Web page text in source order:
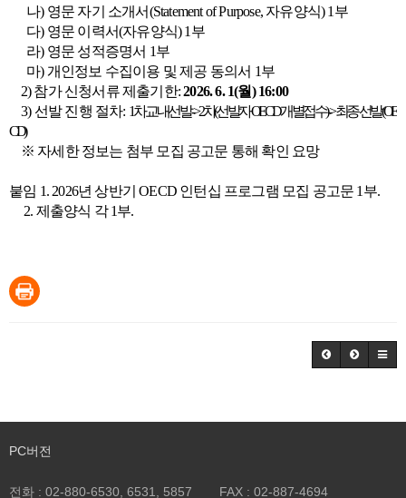
나) 영문 자기 소개서(Statement of Purpose, 자유양식) 1부
다) 영문 이력서(자유양식) 1부
라) 영문 성적증명서 1부
마) 개인정보 수집이용 및 제공 동의서 1부
2) 참가 신청서류 제출기한:2026. 6. 1(월) 16:00
3) 선발 진행 절차: 1차 교내선발 -> 2차(선발자 OECD 개별접수) -> 최종 선발(OE
CD)
※ 자세한 정보는 첨부 모집 공고문 통해 확인 요망
붙임 1. 2026년 상반기 OECD 인턴십 프로그램 모집 공고문 1부.
2. 제출양식 각 1부.
PC버전
전화 : 02-880-6530, 6531, 5857 FAX : 02-887-4694